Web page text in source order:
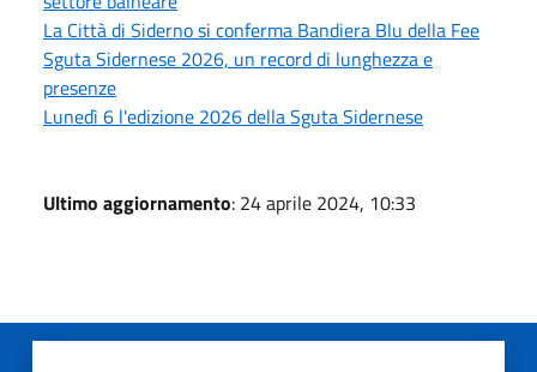
La Città di Siderno si conferma Bandiera Blu della Fee
Sguta Sidernese 2026, un record di lunghezza e
presenze
Lunedì 6 l'edizione 2026 della Sguta Sidernese
Ultimo aggiornamento: 24 aprile 2024, 10:33